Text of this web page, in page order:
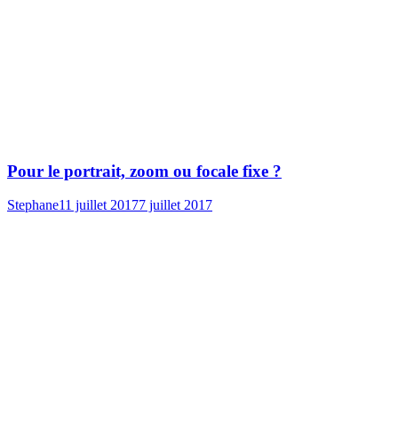
Pour le portrait, zoom ou focale fixe ?
Stephane11 juillet 20177 juillet 2017